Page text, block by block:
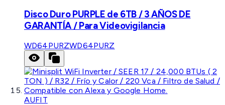
Disco Duro PURPLE de 6TB / 3 AÑOS DE
GARANTÍA / Para Videovigilancia
WD64PURZWD64PURZ
AUFIT